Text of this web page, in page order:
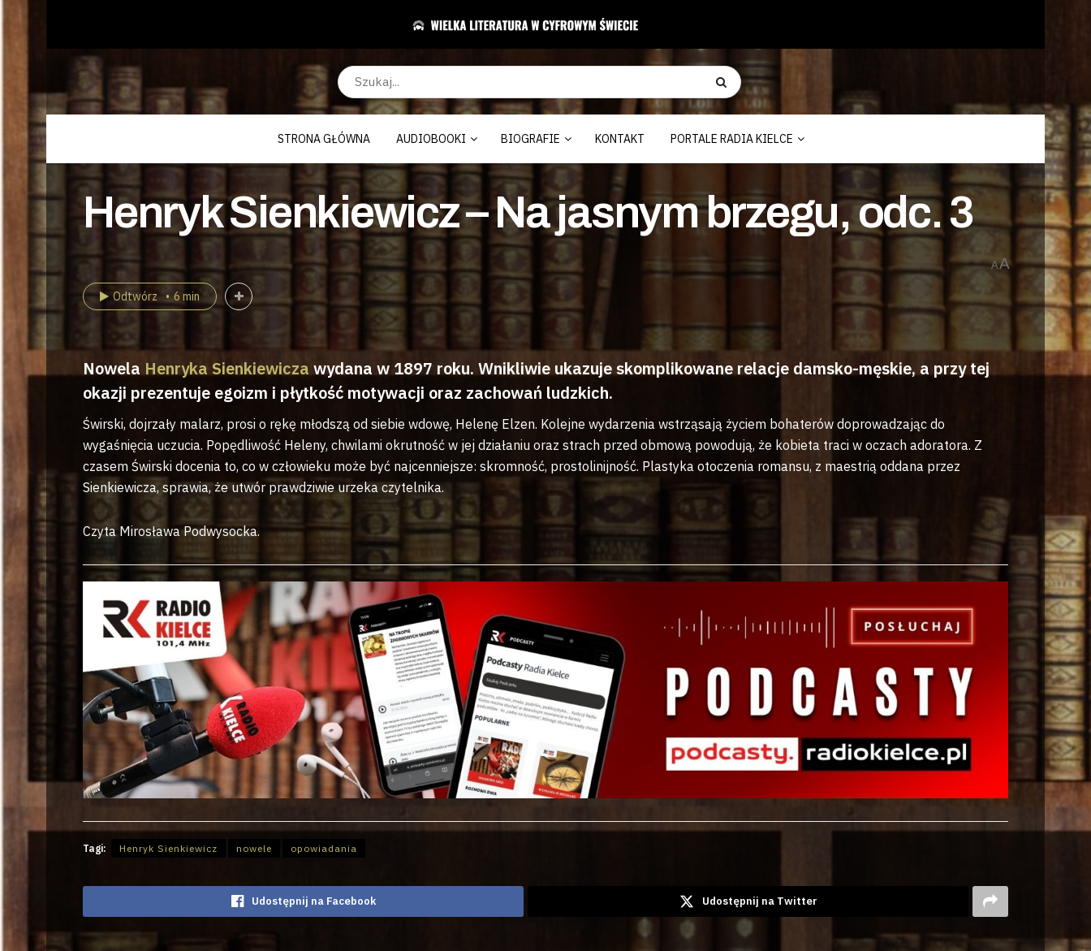
STRONA GŁÓWNA AUDIOBOOKI BIOGRAFIE KONTAKT PORTALE RADIA KIELCE
Henryk Sienkiewicz – Na jasnym brzegu, odc. 3
AA
Odtwórz 6 min
Nowela Henryka Sienkiewicza wydana w 1897 roku. Wnikliwie ukazuje skomplikowane relacje damsko-męskie, a przy tej
okazji prezentuje egoizm i płytkość motywacji oraz zachowań ludzkich.
Świrski, dojrzały malarz, prosi o rękę młodszą od siebie wdowę, Helenę Elzen. Kolejne wydarzenia wstrząsają życiem bohaterów doprowadzając do
wygaśnięcia uczucia. Popędliwość Heleny, chwilami okrutność w jej działaniu oraz strach przed obmową powodują, że kobieta traci w oczach adoratora. Z
czasem Świrski docenia to, co w człowieku może być najcenniejsze: skromność, prostolinijność. Plastyka otoczenia romansu, z maestrią oddana przez
Sienkiewicza, sprawia, że utwór prawdziwie urzeka czytelnika.
Czyta Mirosława Podwysocka.
Tagi: Henryk Sienkiewicz nowele opowiadania
Udostępnij na Facebook Udostępnij na Twitter